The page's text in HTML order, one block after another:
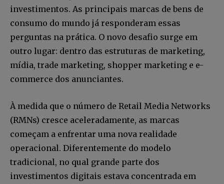
investimentos. As principais marcas de bens de
consumo do mundo já responderam essas
perguntas na prática. O novo desafio surge em
outro lugar: dentro das estruturas de marketing,
mídia, trade marketing, shopper marketing e e-
commerce dos anunciantes.
À medida que o número de Retail Media Networks
(RMNs) cresce aceleradamente, as marcas
começam a enfrentar uma nova realidade
operacional. Diferentemente do modelo
tradicional, no qual grande parte dos
investimentos digitais estava concentrada em